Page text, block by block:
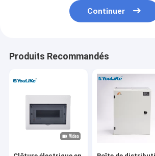
Continuer
Produits Recommandés